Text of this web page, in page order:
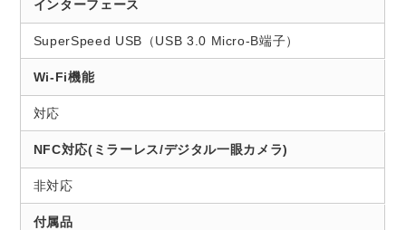
インターフェース
SuperSpeed USB（USB 3.0 Micro-B端子）
Wi-Fi機能
対応
NFC対応(ミラーレス/デジタル一眼カメラ)
非対応
付属品